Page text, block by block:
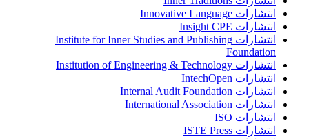
انتشارات Innovative Language
انتشارات Insight CPE
انتشارات Institute for Inner Studies and Publishing
Foundation
انتشارات Institution of Engineering & Technology
انتشارات IntechOpen
انتشارات Internal Audit Foundation
انتشارات International Association
انتشارات ISO
انتشارات ISTE Press